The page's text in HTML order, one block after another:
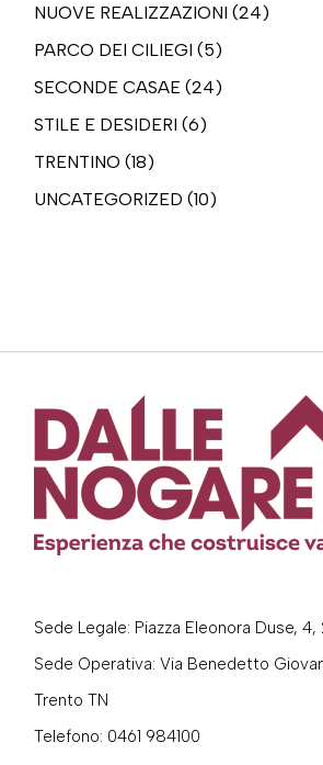
NUOVE REALIZZAZIONI (24)
PARCO DEI CILIEGI (5)
SECONDE CASAE (24)
STILE E DESIDERI (6)
TRENTINO (18)
UNCATEGORIZED (10)
Sede Legale: Piazza Eleonora Duse, 4,
Sede Operativa: Via Benedetto
Trento TN
Telefono: 0461 984100